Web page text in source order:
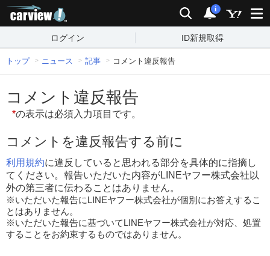
検索 通知
i
ログイン ID新規取得
トップ ニュース 記事 コメント違反報告
コメント違反報告
*の表示は必須入力項目です。
コメントを違反報告する前に
利用規約に違反していると思われる部分を具体的に指摘し
てください。報告いただいた内容がLINEヤフー株式会社以
外の第三者に伝わることはありません。
※いただいた報告にLINEヤフー株式会社が個別にお答えするこ
とはありません。
※いただいた報告に基づいてLINEヤフー株式会社が対応、処置
することをお約束するものではありません。